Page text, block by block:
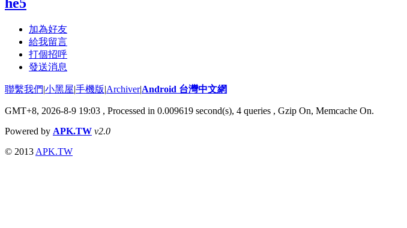
加為好友
給我留言
打個招呼
發送消息
聯繫我們|小黑屋|手機版|Archiver|Android 台灣中文網
GMT+8, 2026-8-9 19:03 , Processed in 0.009619 second(s), 4 queries , Gzip On, Memcache On.
Powered by APK.TW v2.0
© 2013 APK.TW